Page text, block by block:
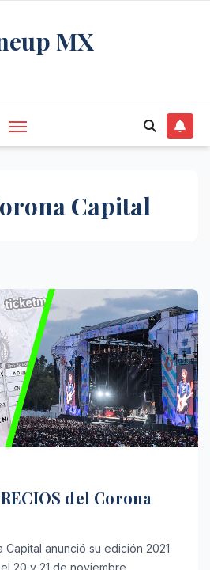
MX
Capital
del Corona
Capital anunció su edición 2021
20 y 21 de noviembre…